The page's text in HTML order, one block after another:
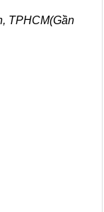
TPHCM(Gần